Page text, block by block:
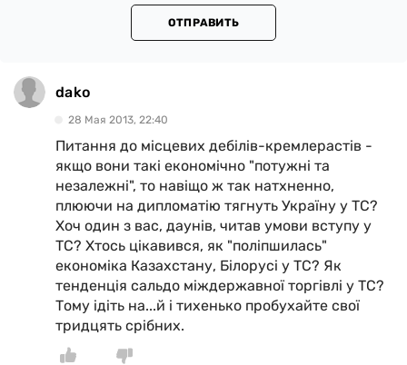
ОТПРАВИТЬ
dako
28 Мая 2013, 22:40
Питання до місцевих дебілів-кремлерастів -
якщо вони такі економічно "потужні та
незалежні", то навіщо ж так натхненно,
плюючи на дипломатію тягнуть Україну у ТС?
Хоч один з вас, даунів, читав умови вступу у
ТС? Хтось цікавився, як "поліпшилась"
економіка Казахстану, Білорусі у ТС? Як
тенденція сальдо міждержавної торгівлі у ТС?
Тому ідіть на...й і тихенько пробухайте свої
тридцять срібних.